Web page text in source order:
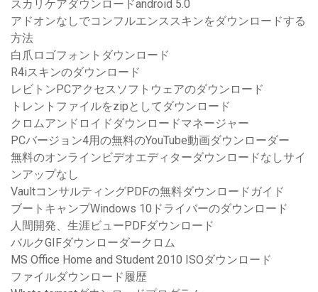
スカリケアダウンロードandroid 5.0
アドオンなしでコンフルエンススキンをダウンロードする
方法
白爪ロゴフォントダウンロード
R4iスキンのダウンロード
レビトンPCアクセスソフトウェアのダウンロード
トレントファイルをzipとしてダウンロード
クロムアンドロイドダウンロードマネージャー
PCバージョン4用の無料のYouTube動画ダウンローダー
無料のオンラインビデオエディターダウンロードなしサイ
ンアップなし
VaultコンサルティングPDFの無料ダウンロードガイド
ブートキャンプWindows 10ドライバーのダウンロード
人間開発、生涯ビューPDFダウンロード
バルクGIFダウンローダークロム
MS Office Home and Student 2010 ISOダウンロード
ファイルダウンロード履歴